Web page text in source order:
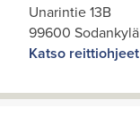
Unarintie 13B
99600 Sodankylä
Katso reittiohjeet